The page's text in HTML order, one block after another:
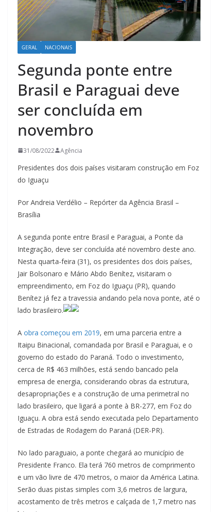
GERAL NACIONAIS
Segunda ponte entre
Brasil e Paraguai deve
ser concluída em
novembro
31/08/2022 Agência
Presidentes dos dois países visitaram construção em Foz
do Iguaçu
Por Andreia Verdélio – Repórter da Agência Brasil –
Brasília
A segunda ponte entre Brasil e Paraguai, a Ponte da
Integração, deve ser concluída até novembro deste ano.
Nesta quarta-feira (31), os presidentes dos dois países,
Jair Bolsonaro e Mário Abdo Benítez, visitaram o
empreendimento, em Foz do Iguaçu (PR), quando
Benítez já fez a travessia andando pela nova ponte, até o
lado brasileiro.
A obra começou em 2019, em uma parceria entre a
Itaipu Binacional, comandada por Brasil e Paraguai, e o
governo do estado do Paraná. Todo o investimento,
cerca de R$ 463 milhões, está sendo bancado pela
empresa de energia, considerando obras da estrutura,
desapropriações e a construção de uma perimetral no
lado brasileiro, que ligará a ponte à BR-277, em Foz do
Iguaçu. A obra está sendo executada pelo Departamento
de Estradas de Rodagem do Paraná (DER-PR).
No lado paraguaio, a ponte chegará ao município de
Presidente Franco. Ela terá 760 metros de comprimento
e um vão livre de 470 metros, o maior da América Latina.
Serão duas pistas simples com 3,6 metros de largura,
acostamento de três metros e calçada de 1,7 metro nas